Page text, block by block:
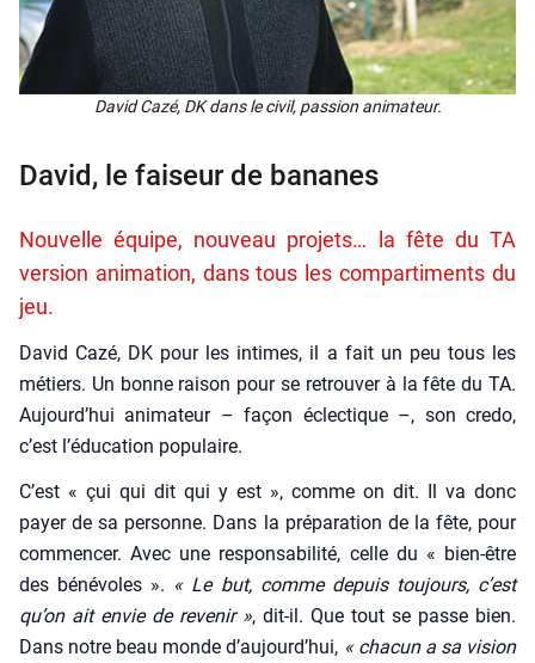
David Cazé, DK dans le civil, pas­sion ani­ma­teur.
David, le faiseur de bananes
Nouvelle équipe, nouveau projets… la fête du TA
version animation, dans tous les compartiments du
jeu.
David Cazé, DK pour les intimes, il a fait un peu tous les
métiers. Un bonne rai­son pour se retrou­ver à la fête du TA.
Aujourd’hui ani­ma­teur – façon éclec­tique –, son cre­do,
c’est l’éducation popu­laire.
C’est « çui qui dit qui y est », comme on dit. Il va donc
payer de sa per­sonne. Dans la pré­pa­ra­tion de la fête, pour
com­men­cer. Avec une res­pon­sa­bi­li­té, celle du « bien-être
des béné­voles ». « Le but, comme depuis tou­jours, c’est
qu’on ait envie de reve­nir », dit-il. Que tout se passe bien.
Dans notre beau monde d’aujourd’hui, « cha­cun a sa vision